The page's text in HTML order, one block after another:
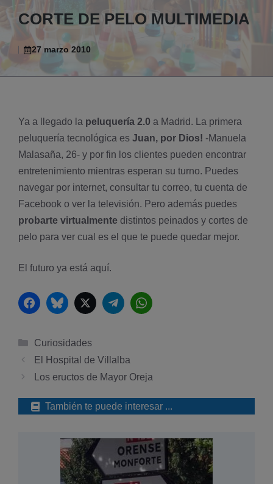
CORTE DE PELO MULTIMEDIA
27 marzo 2010
Ya a llegado la peluquerí­a 2.0 a Madrid. La primera
peluquerí­a tecnológica es Juan, por Dios! -Manuela
Malasaña, 26- y por fin los clientes pueden encontrar
entretenimiento mientras esperan su turno. Puedes
navegar por internet, consultar tu correo, tu cuenta de
Facebook o ver la televisión. Pero además puedes
probarte virtualmente distintos peinados y cortes de
pelo para ver cual es el que te puede quedar mejor.
El futuro ya está aquí­.
FacebookBluesky Twitter Telegram
Categorías
Curiosidades
El Hospital de Villalba
Los eructos de Mayor Oreja
También te puede interesar ...